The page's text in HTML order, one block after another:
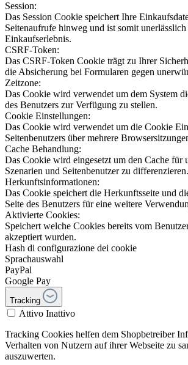
Session:
Das Session Cookie speichert Ihre
Seitenaufrufe hinweg und ist somit
Einkaufserlebnis.
CSRF-Token:
Das CSRF-Token Cookie trägt zu Ihrer
die Absicherung bei Formularen gegen
Zeitzone:
Das Cookie wird verwendet um dem System
des Benutzers zur Verfügung zu stellen.
Cookie Einstellungen:
Das Cookie wird verwendet um die Cookie
Seitenbenutzers über mehrere
Cache Behandlung:
Das Cookie wird eingesetzt um den Cache für
Szenarien und Seitenbenutzer zu differenzieren.
Herkunftsinformationen:
Das Cookie speichert die Herkunftsseite und
Seite des Benutzers für eine weitere
Aktivierte Cookies:
Speichert welche Cookies bereits vom
akzeptiert wurden.
Hash di configurazione dei cookie
Sprachauswahl
PayPal
Google Pay
Tracking
Attivo Inattivo
Tracking Cookies helfen dem Shopbetreiber
Verhalten von Nutzern auf ihrer Webseite zu
auszuwerten.